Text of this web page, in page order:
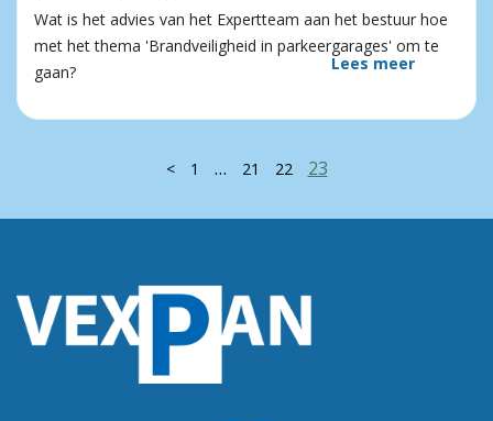
Wat is het advies van het Expertteam aan het bestuur hoe
met het thema 'Brandveiligheid in parkeergarages' om te
gaan?
Lees meer
< 1 … 21 22 23